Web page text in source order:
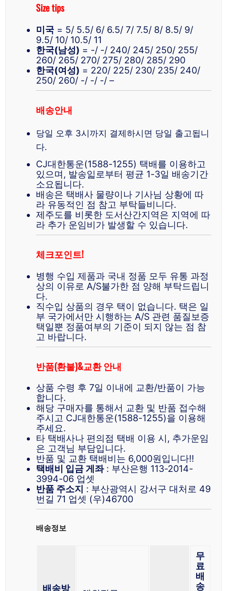
Size tips
미국 = 5/ 5.5/ 6/ 6.5/ 7/ 7.5/ 8/ 8.5/ 9/
9.5/ 10/ 10.5/ 11
한국(남성) = -/ -/ 240/ 245/ 250/ 255/
260/ 265/ 270/ 275/ 280/ 285/ 290
한국(여성) = 220/ 225/ 230/ 235/ 240/
250/ 260/ -/ -/ -/ –
배송안내
당일 오후 3시까지 결제하시면 당일 출고됩니
다.
CJ대한통운(1588-1255) 택배를 이용하고
있으며, 발송읿로부터 평균 1-3일 배송기간
소요됩니다.
배송은 택배사 물량이나 기사님 상황에 따
라 유동적인 점 참고 부탁들비니다.
제주도를 비롯한 도서산간지역은 지역에 따
라 추가 운임비가 발생할 수 있습니다.
체크포인트!
병행 수입 제품과 국내 정품 모두 유통 과정
상의 이유로 A/S불가한 점 양해 부탁드립니
다.
직수입 상품의 경우 택이 없습니다. 택은 일
부 국가에서만 시행하는 A/S 관련 품질보증
택일뿐 정품여부의 기준이 되지 않는 점 참
고 바랍니다.
반품(환불)&교환 안내
상품 수령 후 7일 이내에 교환/반품이 가능
합니다.
해당 구매자를 통해서 교환 및 반품 접수해
주시고 CJ대한통운(1588-1255)을 이용해
주세요.
타 택배사나 편의점 택배 이용 시, 추가운임
은 고객님 부담입니다.
반품 및 교환 택배비는 6,000원입니다!!
택배비 입금 게좌: 부산은행 113-2014-
3994-06 업셋
반품 주소지 : 부산광역시 강서구 대처로 49
번길 71 업셋 (우)46700
배송정보
배송방
무
료
배
송